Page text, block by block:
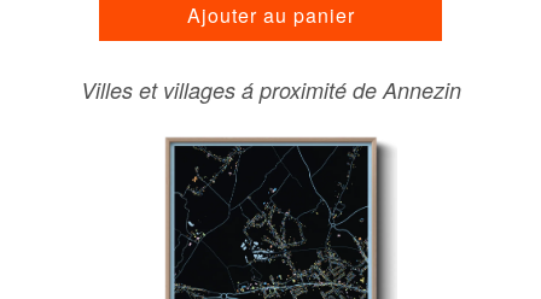
Ajouter au panier
Villes et villages á proximité de Annezin